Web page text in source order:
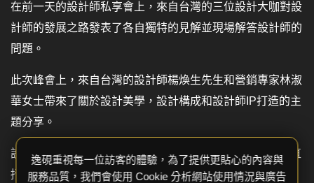
在前一天的設計師私享會上，來自台灣的三位設計大咖對設
計師的發展之路發表了各自獨特的見解並現場解答設計師的
問題。
此次峰會上，來自台灣的設計師楊煥生先生和營銷專家林淑
華女士帶來了關於設計美學，設計構成和設計師IP打造的主
題分享。
設計師論壇上，來自全國的設計力量就設計師個人IP打造直
抒胸臆，給出了建設性的意見。
逸硯重視每一位訪客的體驗，為了提供更貼心的內容與
服務品質，我們會使用 Cookie 分析網站使用情況與廣告